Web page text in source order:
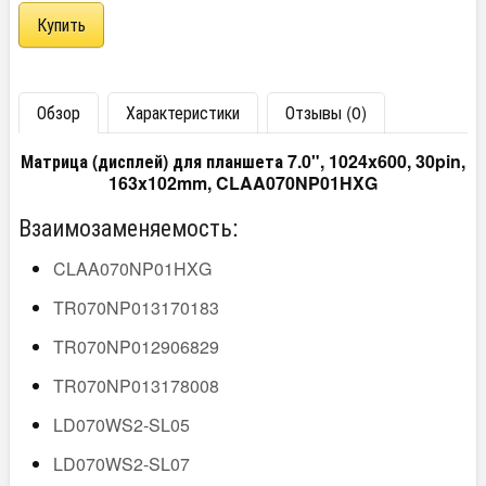
Обзор Характеристики
Отзывы (0)
Матрица (дисплей) для планшета 7.0", 1024x600, 30pin,
163x102mm, CLAA070NP01HXG
Взаимозаменяемость:
CLAA070NP01HXG
TR070NP013170183
TR070NP012906829
TR070NP013178008
LD070WS2-SL05
LD070WS2-SL07